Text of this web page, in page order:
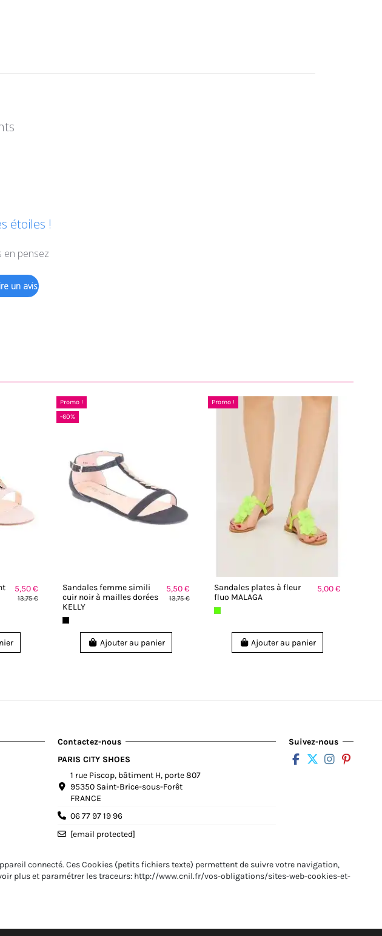
étoiles !
en pensez
un avis
5,50 €
13,75 €
Promo !
-60%
Sandales femme simili
cuir noir à mailles dorées
KELLY
5,50 €
13,75 €
Ajouter au panier
Promo !
Sandales plates à fleur
fluo MALAGA
5,00 €
Ajouter au panier
Contactez-nous
PARIS CITY SHOES
1 rue Piscop, bâtiment H, porte 807
95350 Saint-Brice-sous-Forêt
FRANCE
06 77 97 19 96
[email protected]
Suivez-nous
connecté. Ces Cookies (petits fichiers texte) permettent de suivre votre navigation,
plus et paramétrer les traceurs: http://www.cnil.fr/vos-obligations/sites-web-cookies-et-